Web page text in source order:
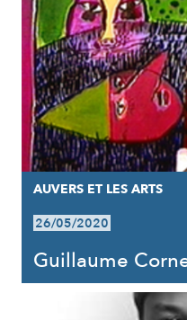
AUVERS ET LES ARTS
26/05/2020
Guillaume